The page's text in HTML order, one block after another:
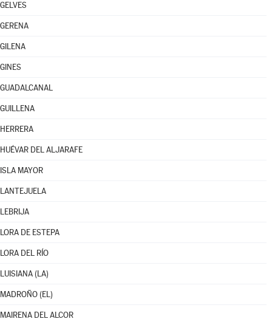
GELVES
GERENA
GILENA
GINES
GUADALCANAL
GUILLENA
HERRERA
HUÉVAR DEL ALJARAFE
ISLA MAYOR
LANTEJUELA
LEBRIJA
LORA DE ESTEPA
LORA DEL RÍO
LUISIANA (LA)
MADROÑO (EL)
MAIRENA DEL ALCOR